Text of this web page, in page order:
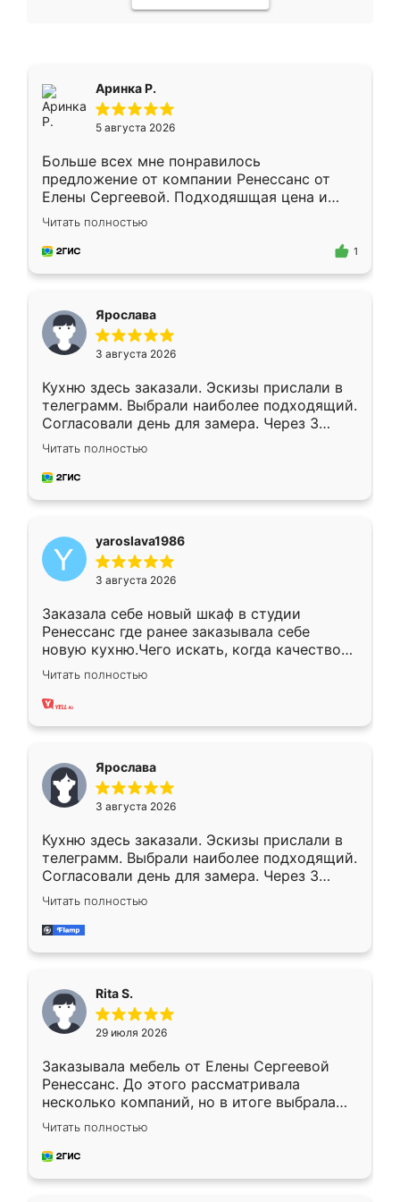
Аринка Р.
5 августа 2026
Больше всех мне понравилось
предложение от компании Ренессанс от
Елены Сергеевой. Подходяшщая цена и
короткие сроки изготовления. Приехавший
для замера сотрудник Владислав
предложил по моему эскизу самый
Читать полностью
1
Ярослава
3 августа 2026
Кухню здесь заказали. Эскизы прислали в
телеграмм. Выбрали наиболее подходящий.
Согласовали день для замера. Через 3
недели кухня была уже готова. Остались
довольны работой. Спасибо Ренессанс
мебель за качественную работу!
Читать полностью
yaroslava1986
3 августа 2026
Заказала себе новый шкаф в студии
Ренессанс где ранее заказывала себе
новую кухню.Чего искать, когда качеством
вполне довольна. Служит кухня уже почти
два года, нареканий нет.
Читать полностью
Ярослава
3 августа 2026
Кухню здесь заказали. Эскизы прислали в
телеграмм. Выбрали наиболее подходящий.
Согласовали день для замера. Через 3
недели кухня была уже готова. Остались
довольны работой. Спасибо Ренессанс
мебель за качественную работу!
Читать полностью
Rita S.
29 июля 2026
Заказывала мебель от Елены Сергеевой
Ренессанс. До этого рассматривала
несколько компаний, но в итоге выбрала
эту. Сначала обговорили условия, потом
приехал замерщик, всё спокойно объяснил
и снял размеры. Изготовили в срок, с
Читать полностью